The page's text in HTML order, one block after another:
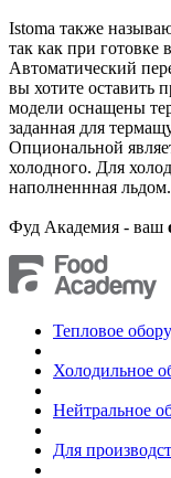
Istoma также
так как при готовке
Автоматический
вы хотите оставить
модели оснащены
заданная для
Опциональной
холодного. Для
наполненнная льдом.
Фуд Академия - ваш
Тепловое
Холодильное
Нейтральное
Для